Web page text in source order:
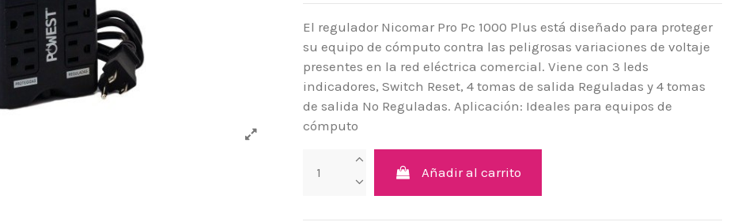
El regulador Nicomar Pro Pc 1000 Plus está diseñado para proteger
su equipo de cómputo contra las peligrosas variaciones de voltaje
presentes en la red eléctrica comercial. Viene con 3 leds
indicadores, Switch Reset, 4 tomas de salida Reguladas y 4 tomas
de salida No Reguladas. Aplicación: Ideales para equipos de
cómputo
Añadir al carrito